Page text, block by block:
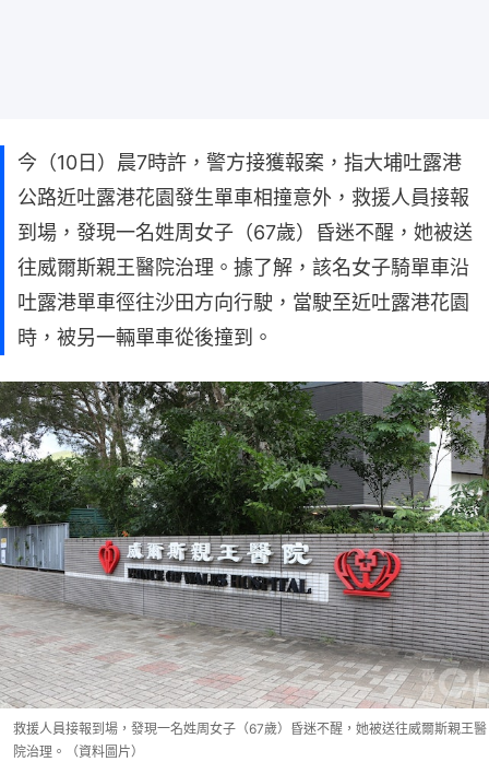
今（10日）晨7時許，警方接獲報案，指大埔吐露港
公路近吐露港花園發生單車相撞意外，救援人員接報
到場，發現一名姓周女子（67歲）昏迷不醒，她被送
往威爾斯親王醫院治理。據了解，該名女子騎單車沿
吐露港單車徑往沙田方向行駛，當駛至近吐露港花園
時，被另一輛單車從後撞到。
救援人員接報到場，發現一名姓周女子（67歲）昏迷不醒，她被送往威爾斯親王醫
院治理。（資料圖片）